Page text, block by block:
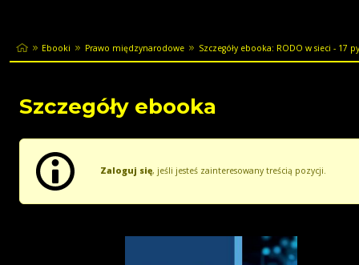
Ebooki Prawo międzynarodowe Szczegóły ebooka: RODO w sieci - 17
Szczegóły ebooka
Zaloguj się, jeśli jesteś zainteresowany treścią pozycji.